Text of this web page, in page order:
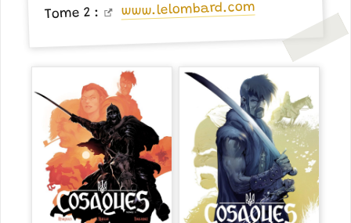
Tome 2 : www.lelombard.com